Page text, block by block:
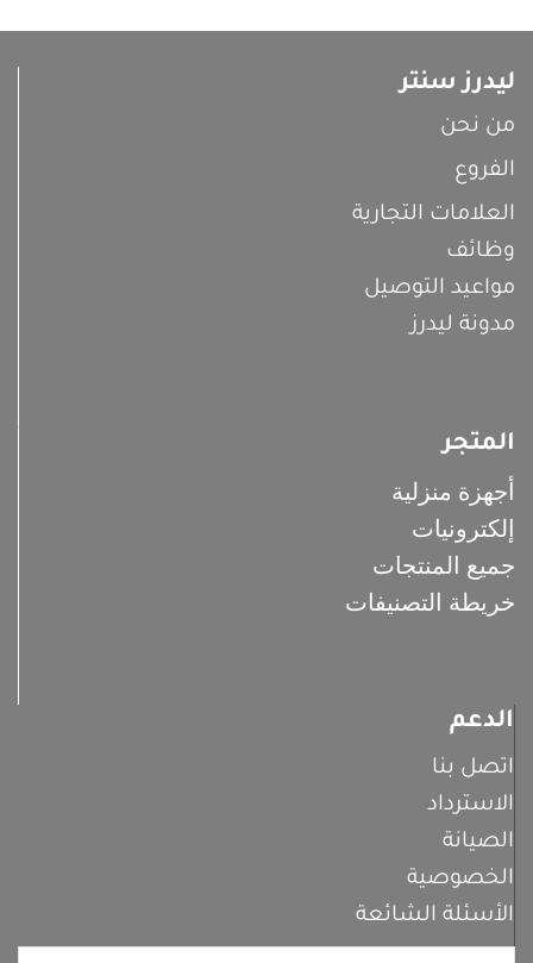
ليدرز سنتر
من نحن
الفروع
العلامات التجارية
وظائف
مواعيد التوصيل
مدونة ليدرز
المتجر
أجهزة منزلية
إلكترونيات
جميع المنتجات
خريطة التصنيفات
الدعم
اتصل بنا
الاسترداد
الصيانة
الخصوصية
الأسئلة الشائعة